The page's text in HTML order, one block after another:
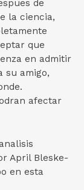
de
la ciencia,
que
en admitir
su amigo,
afectar
April Bleske-
en esta